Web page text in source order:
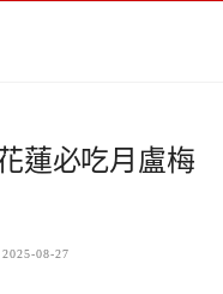
蓮必吃月盧梅
2025-08-27